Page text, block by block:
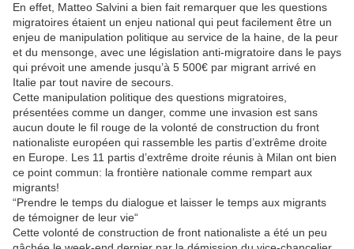
En effet, Matteo Salvini a bien fait remarquer que les questions
migratoires étaient un enjeu national qui peut facilement être un
enjeu de manipulation politique au service de la haine, de la peur
et du mensonge, avec une législation anti-migratoire dans le pays
qui prévoit une amende jusqu’à 5 500€ par migrant arrivé en
Italie par tout navire de secours.
Cette manipulation politique des questions migratoires,
présentées comme un danger, comme une invasion est sans
aucun doute le fil rouge de la volonté de construction du front
nationaliste européen qui rassemble les partis d’extrême droite
en Europe. Les 11 partis d’extrême droite réunis à Milan ont bien
ce point commun: la frontière nationale comme rempart aux
migrants!
“Prendre le temps du dialogue et laisser le temps aux migrants
de témoigner de leur vie“
Cette volonté de construction de front nationaliste a été un peu